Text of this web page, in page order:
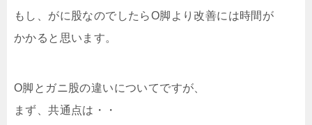
もし、がに股なのでしたらO脚より改善には時間が
かかると思います。
O脚とガニ股の違いについてですが、
まず、共通点は・・